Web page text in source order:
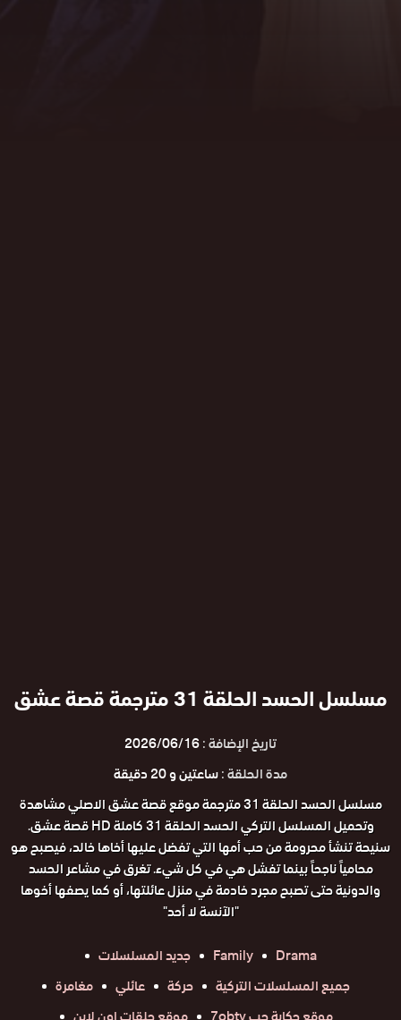
مسلسل الحسد الحلقة 31 مترجمة قصة عشق
تاريخ الإضافة :2026/06/16
مدة الحلقة :ساعتين و 20 دقيقة
مسلسل الحسد الحلقة 31 مترجمة موقع قصة عشق الاصلي مشاهدة
وتحميل المسلسل التركي الحسد الحلقة 31 كاملة HD قصة عشق.
سنيحة تنشأ محرومة من حب أمها التي تفضل عليها أخاها خالد، فيصبح هو
محامياً ناجحاً بينما تفشل هي في كل شيء. تغرق في مشاعر الحسد
والدونية حتى تصبح مجرد خادمة في منزل عائلتها، أو كما يصفها أخوها
"الآنسة لا أحد"
Drama
Family
جديد المسلسلات
جميع المسلسلات التركية
حركة عائلي
مغامرة